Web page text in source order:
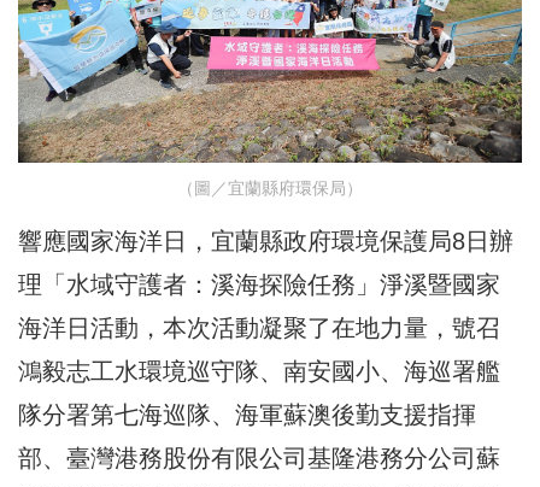
（圖／宜蘭縣府環保局）
響應國家海洋日，宜蘭縣政府環境保護局8日辦
理「水域守護者：溪海探險任務」淨溪暨國家
海洋日活動，本次活動凝聚了在地力量，號召
鴻毅志工水環境巡守隊、南安國小、海巡署艦
隊分署第七海巡隊、海軍蘇澳後勤支援指揮
部、臺灣港務股份有限公司基隆港務分公司蘇